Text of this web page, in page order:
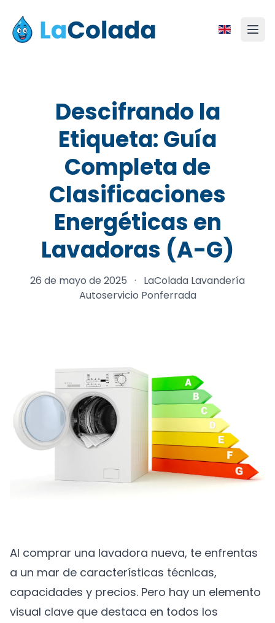
Descifrando la
Etiqueta: Guía
Completa de
Clasificaciones
Energéticas en
Lavadoras (A-G)
26 de mayo de 2025 ·
LaColada Lavandería
Autoservicio Ponferrada
Al comprar una lavadora nueva, te enfrentas
a un mar de características técnicas,
capacidades y precios. Pero hay un elemento
visual clave que destaca en todos los